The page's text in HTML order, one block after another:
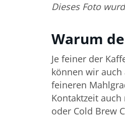
Dieses Foto
Warum
Je feiner der
können wir auch
feineren
Kontaktzeit
oder Cold Brew